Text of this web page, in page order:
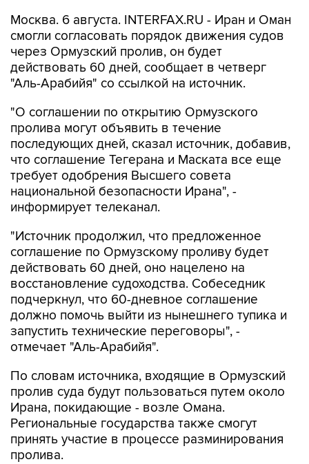
Москва. 6 августа. INTERFAX.RU - Иран и Оман
смогли согласовать порядок движения судов
через Ормузский пролив, он будет
действовать 60 дней, сообщает в четверг
"Аль-Арабийя" со ссылкой на источник.
"О соглашении по открытию Ормузского
пролива могут объявить в течение
последующих дней, сказал источник, добавив,
что соглашение Тегерана и Маската все еще
требует одобрения Высшего совета
национальной безопасности Ирана", -
информирует телеканал.
"Источник продолжил, что предложенное
соглашение по Ормузскому проливу будет
действовать 60 дней, оно нацелено на
восстановление судоходства. Собеседник
подчеркнул, что 60-дневное соглашение
должно помочь выйти из нынешнего тупика и
запустить технические переговоры", -
отмечает "Аль-Арабийя".
По словам источника, входящие в Ормузский
пролив суда будут пользоваться путем около
Ирана, покидающие - возле Омана.
Региональные государства также смогут
принять участие в процессе разминирования
пролива.